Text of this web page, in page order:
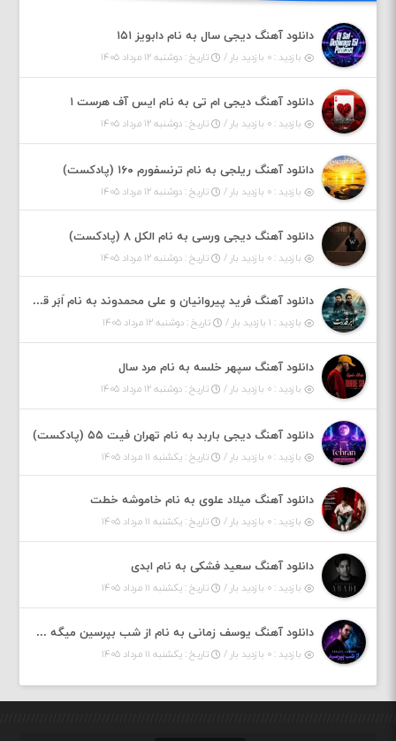
دانلود آهنگ دیجی سال به نام دابویز ۱۵۱
بازدید : ۰ بازدید بار / تاریخ : دوشنبه ۱۲ مرداد ۱۴۰۵
دانلود آهنگ دیجی ام تی به نام ایس آف هرست ۱
بازدید : ۰ بازدید بار / تاریخ : دوشنبه ۱۲ مرداد ۱۴۰۵
دانلود آهنگ ریلجی به نام ترنسفورم ۱۶۰ (پادکست)
بازدید : ۰ بازدید بار / تاریخ : دوشنبه ۱۲ مرداد ۱۴۰۵
دانلود آهنگ دیجی ورسی به نام الکل ۸ (پادکست)
بازدید : ۰ بازدید بار / تاریخ : دوشنبه ۱۲ مرداد ۱۴۰۵
دانلود آهنگ فرید پیروانیان و علی محمدوند به نام اَبَر قدرت
بازدید : ۱ بازدید بار / تاریخ : دوشنبه ۱۲ مرداد ۱۴۰۵
دانلود آهنگ سپهر خلسه به نام مرد سال
بازدید : ۰ بازدید بار / تاریخ : دوشنبه ۱۲ مرداد ۱۴۰۵
دانلود آهنگ دیجی باربد به نام تهران فیت ۵۵ (پادکست)
بازدید : ۰ بازدید بار / تاریخ : یکشنبه ۱۱ مرداد ۱۴۰۵
دانلود آهنگ میلاد علوی به نام خاموشه خطت
بازدید : ۰ بازدید بار / تاریخ : یکشنبه ۱۱ مرداد ۱۴۰۵
دانلود آهنگ سعید فشکی به نام ابدی
بازدید : ۰ بازدید بار / تاریخ : یکشنبه ۱۱ مرداد ۱۴۰۵
دانلود آهنگ یوسف زمانی به نام از شب بپرسین میگه چه روزگاری دارم
بازدید : ۰ بازدید بار / تاریخ : یکشنبه ۱۱ مرداد ۱۴۰۵